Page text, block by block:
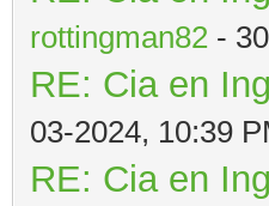
rottingman82 -
RE: Cia en
03-2024, 10:39
RE: Cia en